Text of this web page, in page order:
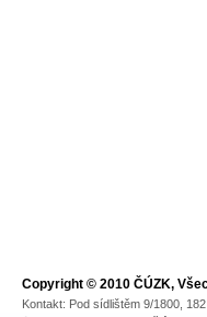
Copyright © 2010 ČÚZK,
Kontakt: Pod sídlištěm 9/1800,